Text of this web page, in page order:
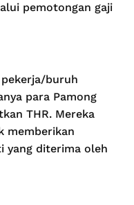
pemotongan gaji
pekerja/buruh
para Pamong
THR. Mereka
memberikan
yang diterima oleh